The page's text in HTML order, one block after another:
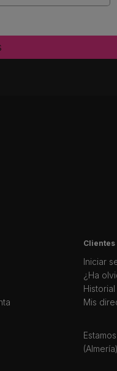
Clientes
Iniciar
¿Ha
Mis
(Almería)